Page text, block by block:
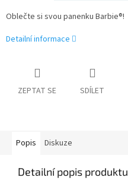
Oblečte si svou panenku Barbie®!
Detailní informace
ZEPTAT SE SDÍLET
Popis Diskuze
Detailní popis produktu